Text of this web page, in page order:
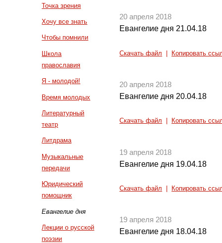
Точка зрения
Хочу все знать
Чтобы помнили
Школа
православия
Я - молодой!
Время молодых
Литературный
театр
Литдрама
Музыкальные
передачи
Юридический
помощник
Евангелие дня
Лекции о русской
поэзии
20 апреля 2018
Евангелие дня 21.04.18
Скачать файл Копировать
20 апреля 2018
Евангелие дня 20.04.18
Скачать файл Копировать
19 апреля 2018
Евангелие дня 19.04.18
Скачать файл Копировать
19 апреля 2018
Евангелие дня 18.04.18